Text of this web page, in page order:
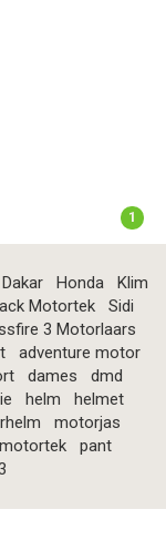
1
Dakar Honda
Klim
Motortek
Sidi
3 Motorlaars
adventure motor
dames
dmd
helm
helmet
motorjas
pant